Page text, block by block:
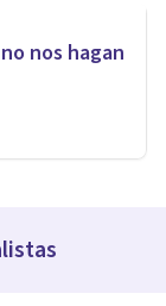
nos hagan